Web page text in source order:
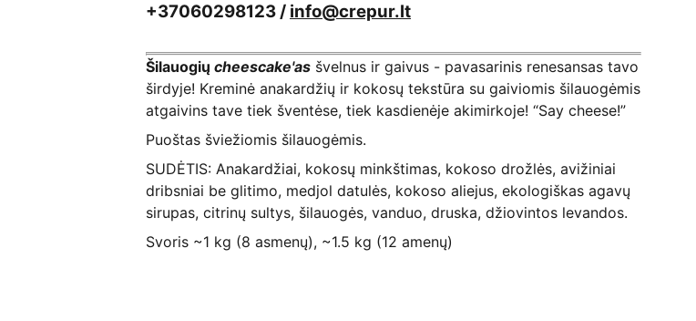
+37060298123 / info@crepur.lt
Šilauogių cheescake'as švelnus ir gaivus - pavasarinis renesansas tavo
širdyje! Kreminė anakardžių ir kokosų tekstūra su gaiviomis šilauogėmis
atgaivins tave tiek šventėse, tiek kasdienėje akimirkoje! “Say cheese!”
Puoštas šviežiomis šilauogėmis.
SUDĖTIS: Anakardžiai, kokosų minkštimas, kokoso drožlės, avižiniai
dribsniai be glitimo, medjol datulės, kokoso aliejus, ekologiškas agavų
sirupas, citrinų sultys, šilauogės, vanduo, druska, džiovintos levandos.
Svoris ~1 kg (8 asmenų), ~1.5 kg (12 amenų)